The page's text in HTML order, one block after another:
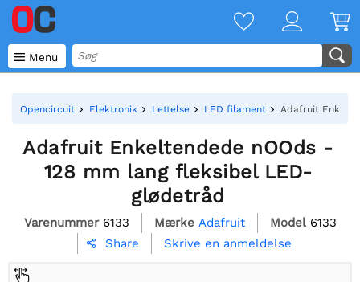
 Menu
Opencircuit Elektronik Lettelse LED filament Adafruit
Adafruit Enkeltendede nOOds -
128 mm lang fleksibel LED-
glødetråd
Varenummer 6133 Mærke Adafruit Model 6133
 Share Skrive en anmeldelse